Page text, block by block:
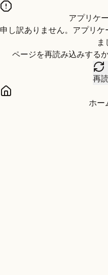
アプリケ
申し訳ありません。アプリ
ま
ページを再読み込みする
再
ホー